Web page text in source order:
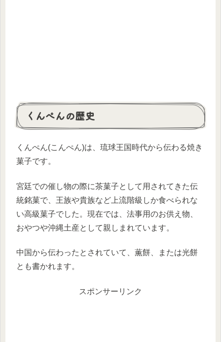
くんぺんの歴史
くんぺん(こんぺん)は、琉球王国時代から伝わる焼き
菓子です。
宮廷での催し物の際に茶菓子として用されてきた伝
統銘菓で、王族や貴族など上流階級しか食べられな
い高級菓子でした。現在では、法事用のお供え物、
おやつや沖縄土産として親しまれています。
中国から伝わったとされていて、薫餅、または光餅
とも書かれます。
スポンサーリンク